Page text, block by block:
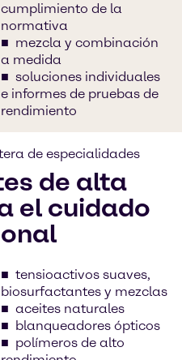
cumplimiento de la
normativa
mezcla y combinación
a medida
soluciones individuales
e informes de pruebas de
rendimiento
de especialidades
de alta
el cuidado
tensioactivos suaves,
biosurfactantes y mezclas
aceites naturales
blanqueadores ópticos
polímeros de alto